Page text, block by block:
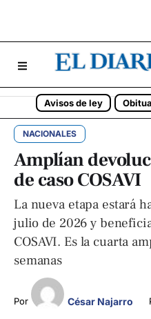
Avisos de ley
NACIONALES
Amplían
de caso COSAVI
La nueva etapa estará
julio de 2026 y
COSAVI. Es la cuarta
semanas
Por César Najarro